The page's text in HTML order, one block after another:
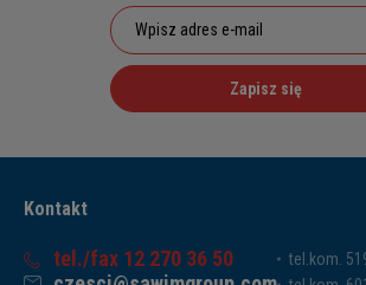
Zapisz się
Kontakt
tel./fax 12 270 36 50
tel.kom.